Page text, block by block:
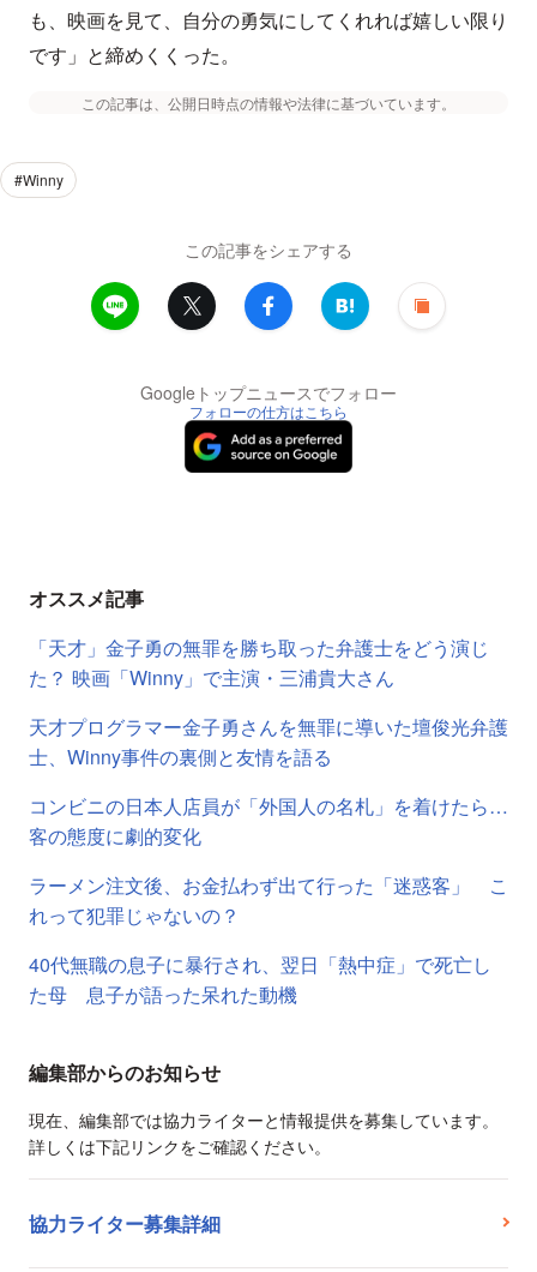
も、映画を見て、自分の勇気にしてくれれば嬉しい限り
です」と締めくくった。
この記事は、公開日時点の情報や法律に基づいています。
#Winny
この記事をシェアする
Googleトップニュースでフォロー
フォローの仕方はこちら
オススメ記事
「天才」金子勇の無罪を勝ち取った弁護士をどう演じ
た？ 映画「Winny」で主演・三浦貴大さん
天才プログラマー金子勇さんを無罪に導いた壇俊光弁護
士、Winny事件の裏側と友情を語る
コンビニの日本人店員が「外国人の名札」を着けたら…
客の態度に劇的変化
ラーメン注文後、お金払わず出て行った「迷惑客」 こ
れって犯罪じゃないの？
40代無職の息子に暴行され、翌日「熱中症」で死亡し
た母 息子が語った呆れた動機
編集部からのお知らせ
現在、編集部では協力ライターと情報提供を募集しています。
詳しくは下記リンクをご確認ください。
協力ライター募集詳細